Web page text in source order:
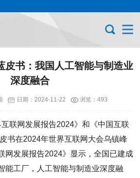
皮书：我国人工智能与制造业
深度融合
日期： 2024-11-22 浏览：493
联网发展报告2024》和《中国互联
书在2024年世界互联网大会乌镇峰
网发展报告2024》显示，全国已建成
能工厂，人工智能与制造业深度融